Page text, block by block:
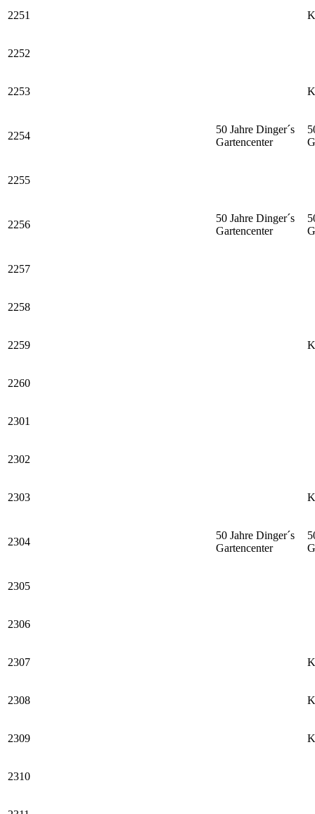
2251
2252
2253
2254
50 Jahre Dinger´s
Gartencenter
2255
2256
50 Jahre Dinger´s
Gartencenter
2257
2258
2259
2260
2301
2302
2303
2304
50 Jahre Dinger´s
Gartencenter
2305
2306
2307
2308
2309
2310